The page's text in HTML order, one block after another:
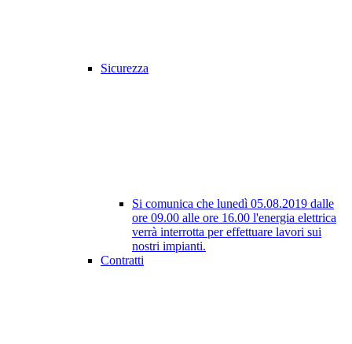
Sicurezza
Si comunica che lunedì 05.08.2019 dalle
ore 09.00 alle ore 16.00 l'energia elettrica
verrà interrotta per effettuare lavori sui
nostri impianti.
Contratti